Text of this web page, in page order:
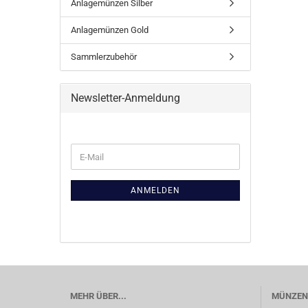
Anlagemünzen Silber
Anlagemünzen Gold
Sammlerzubehör
Newsletter-Anmeldung
ZUR
E-
Mail
ANMELDEN
MEHR ÜBER...